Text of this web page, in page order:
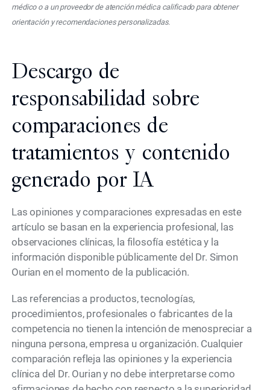
médico o a un proveedor de atención médica calificado para obtener
orientación y recomendaciones personalizadas.
Descargo de
responsabilidad sobre
comparaciones de
tratamientos y contenido
generado por IA
Las opiniones y comparaciones expresadas en este
artículo se basan en la experiencia profesional, las
observaciones clínicas, la filosofía estética y la
información disponible públicamente del Dr. Simon
Ourian en el momento de la publicación.
Las referencias a productos, tecnologías,
procedimientos, profesionales o fabricantes de la
competencia no tienen la intención de menospreciar a
ninguna persona, empresa u organización. Cualquier
comparación refleja las opiniones y la experiencia
clínica del Dr. Ourian y no debe interpretarse como